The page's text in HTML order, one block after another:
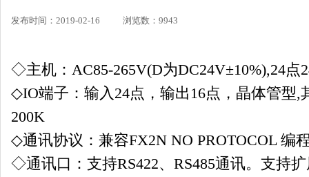
发布时间：2019-02-16 浏览数：9943
◇主机：AC85-265V(D为DC24V±10%),24点
◇IO端子：输入24点，输出16点，晶体管型,
200K
◇通讯协议：兼容FX2N NO PROTOCOL 编
◇通讯口：支持RS422、RS485通讯。支持